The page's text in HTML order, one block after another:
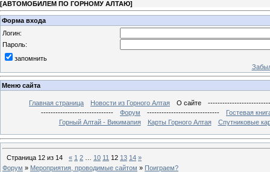
[АВТОМОБИЛЕМ ПО ГОРНОМУ АЛТАЮ]
Форма входа
Логин:
Пароль:
запомнить
Меню сайта
Главная страница Новости из Горного Алтая О сайте
------------------------------
Форум ------------------------------
Гостевая
Горный Алтай - Викимапия
Карты Горного Алтая Спутниковые
Страница 12 из 14 « 1 2 10 11 12 13 14 »
Форум » Мероприятия, проводимые сайтом » Поиграем?